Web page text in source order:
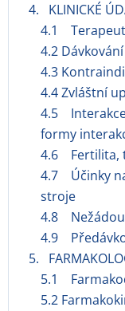
4. KLINICKÉ
4.1
4.2
4.3
4.4 Zvláštní
4.5
formy
4.6 Fertilita,
4.7 Účinky
stroje
4.8
4.9
5.
5.1
5.2